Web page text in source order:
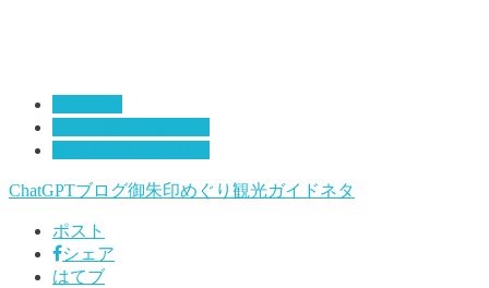
ChatGPTブログ御朱印めぐり 観光ガイドネタ
ポスト
シェア
はてブ